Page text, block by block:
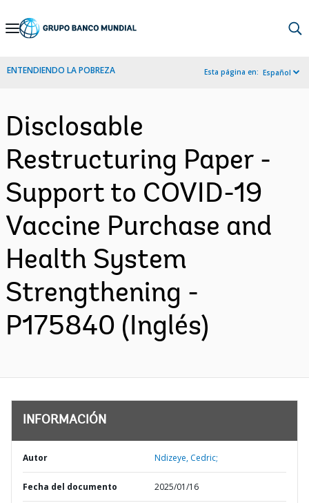
Skip
Navigation
ENTENDIENDO LA POBREZA Esta página en: Español
Disclosable
Restructuring Paper -
Support to COVID-19
Vaccine Purchase and
Health System
Strengthening -
P175840 (Inglés)
INFORMACIÓN
Autor Ndizeye, Cedric;
Fecha del documento 2025/01/16